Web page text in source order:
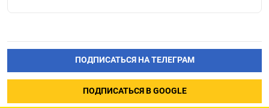
ПОДПИСАТЬСЯ НА ТЕЛЕГРАМ
ПОДПИСАТЬСЯ В GOOGLE